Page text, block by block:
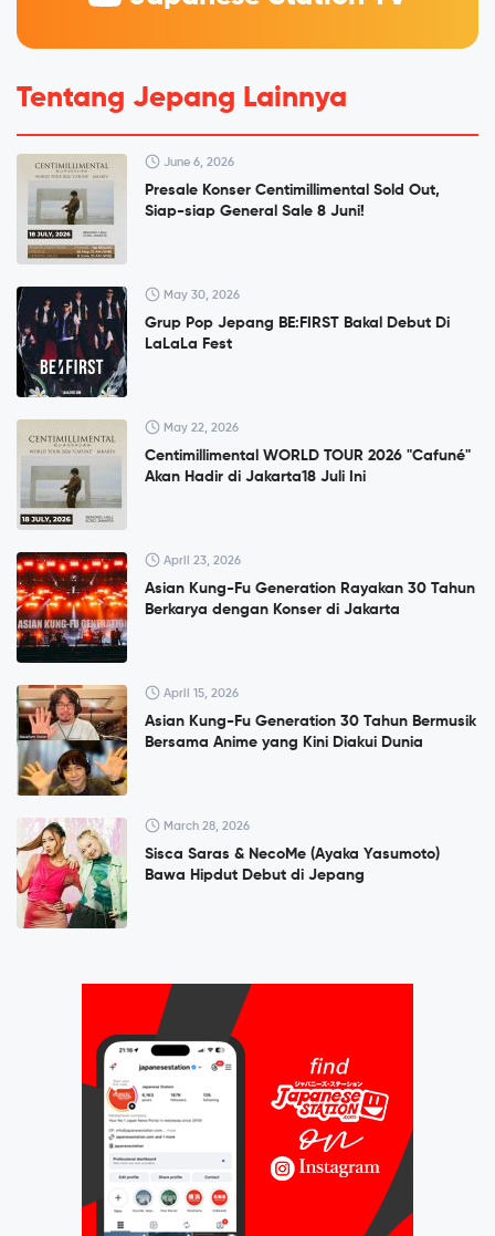
Tentang Jepang Lainnya
June 6, 2026
Presale Konser Centimillimental Sold Out,
Siap-siap General Sale 8 Juni!
May 30, 2026
Grup Pop Jepang BE:FIRST Bakal Debut Di
LaLaLa Fest
May 22, 2026
Centimillimental WORLD TOUR 2026 "Cafuné"
Akan Hadir di Jakarta18 Juli Ini
April 23, 2026
Asian Kung-Fu Generation Rayakan 30 Tahun
Berkarya dengan Konser di Jakarta
April 15, 2026
Asian Kung-Fu Generation 30 Tahun Bermusik
Bersama Anime yang Kini Diakui Dunia
March 28, 2026
Sisca Saras & NecoMe (Ayaka Yasumoto)
Bawa Hipdut Debut di Jepang